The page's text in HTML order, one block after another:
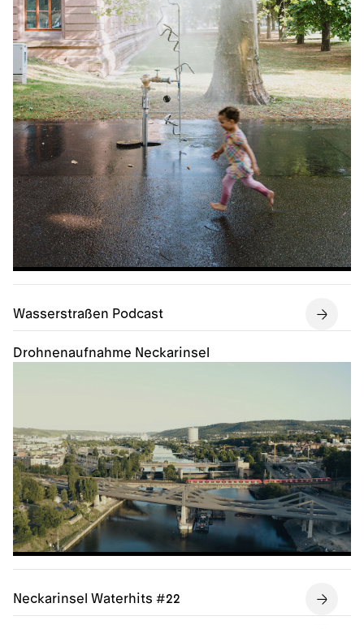
Wasserstraßen Podcast
Drohnenaufnahme Neckarinsel
Neckarinsel Waterhits #22